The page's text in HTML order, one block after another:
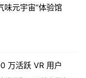
味元宇宙”体验馆
万活跃 VR 用户